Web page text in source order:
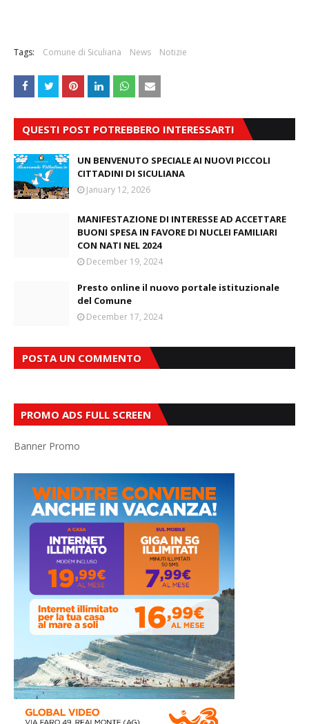
Tags: Comune di Siculiana News Notizie
QUESTI POST POTREBBERO INTERESSARTI
UN BENVENUTO SPECIALE AI NUOVI PICCOLI
CITTADINI DI SICULIANA
January 12, 2026
MANIFESTAZIONE DI INTERESSE AD ACCETTARE
BUONI SPESA IN FAVORE DI NUCLEI FAMILIARI
CON NATI NEL 2024
December 19, 2024
Presto online il nuovo portale istituzionale
del Comune
December 17, 2024
POSTA UN COMMENTO
PROMO ADS FULL SCREEN
Banner Promo